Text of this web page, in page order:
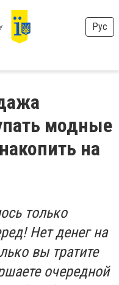
Рус
модные
на
только
Нет денег на
вы тратите
очередной